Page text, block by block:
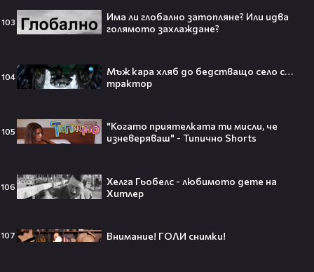
103
Има ли глобално затопляне? Или идва
голямото захлаждане?
104
Мъж кара хляб до бедстващо село с…
трактор
105
"Когато приятелката ти мисли, че
изневеряваш" - Типично Shorts
106
Хелга Гьобелс - любимото дете на
Хитлер
107 Внимание! ГОЛИ снимки!
футболен фен би го искал! 🤩
отвърна само с три думи😅
Кралят на YouTube – младоженец: